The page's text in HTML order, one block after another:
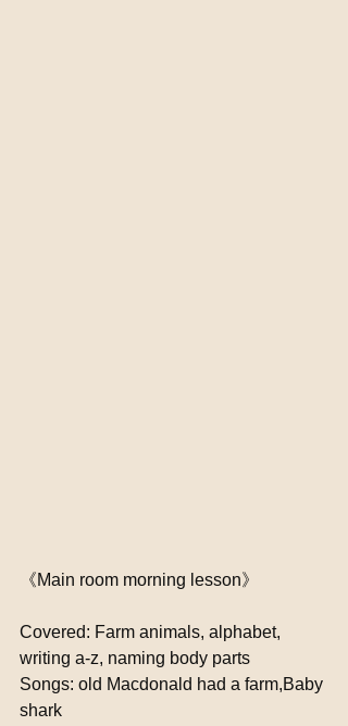
《Main room morning lesson》
Covered: Farm animals, alphabet,
writing a-z, naming body parts
Songs: old Macdonald had a farm,Baby
shark